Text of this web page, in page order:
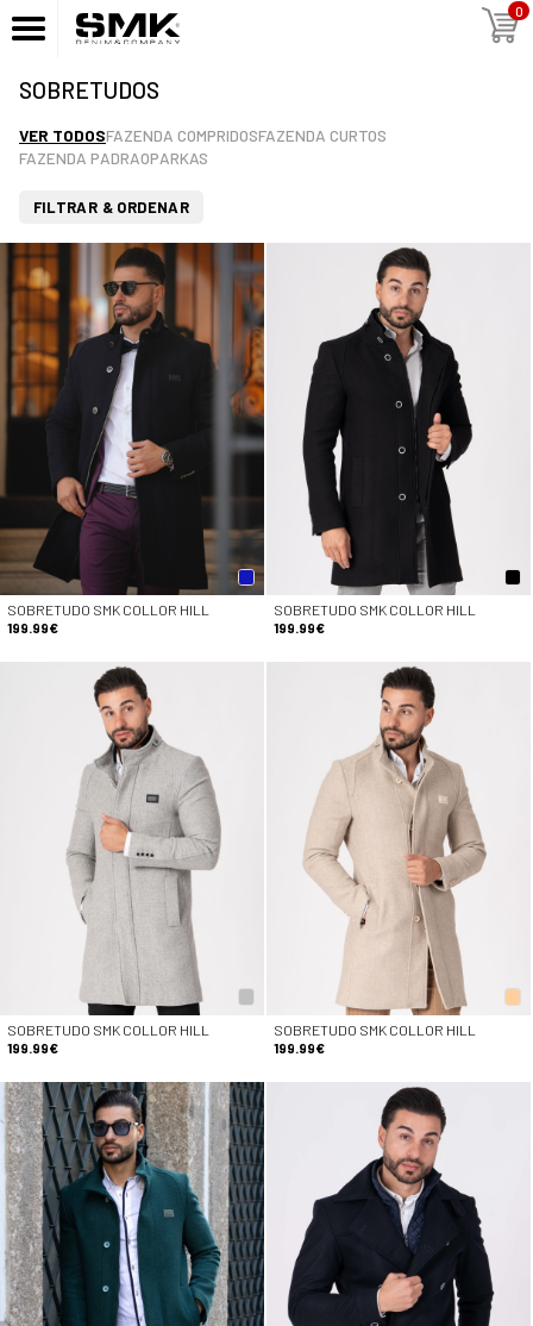
0
SOBRETUDOS
VER TODOSFAZENDA COMPRIDOSFAZENDA CURTOS
FAZENDA PADRAOPARKAS
FILTRAR & ORDENAR
SOBRETUDO SMK COLLOR HILL
199.99€
SOBRETUDO SMK COLLOR HILL
199.99€
SOBRETUDO SMK COLLOR HILL
199.99€
SOBRETUDO SMK COLLOR HILL
199.99€